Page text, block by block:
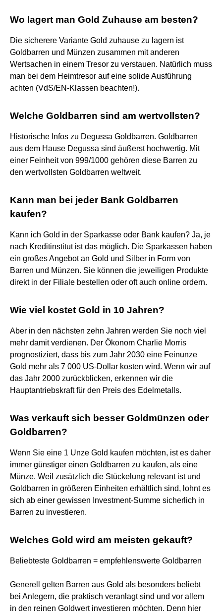
Wo lagert man Gold Zuhause am besten?
Die sicherere Variante Gold zuhause zu lagern ist
Goldbarren und Münzen zusammen mit anderen
Wertsachen in einem Tresor zu verstauen. Natürlich muss
man bei dem Heimtresor auf eine solide Ausführung
achten (VdS/EN-Klassen beachten!).
Welche Goldbarren sind am wertvollsten?
Historische Infos zu Degussa Goldbarren. Goldbarren
aus dem Hause Degussa sind äußerst hochwertig. Mit
einer Feinheit von 999/1000 gehören diese Barren zu
den wertvollsten Goldbarren weltweit.
Kann man bei jeder Bank Goldbarren
kaufen?
Kann ich Gold in der Sparkasse oder Bank kaufen? Ja, je
nach Kreditinstitut ist das möglich. Die Sparkassen haben
ein großes Angebot an Gold und Silber in Form von
Barren und Münzen. Sie können die jeweiligen Produkte
direkt in der Filiale bestellen oder oft auch online ordern.
Wie viel kostet Gold in 10 Jahren?
Aber in den nächsten zehn Jahren werden Sie noch viel
mehr damit verdienen. Der Ökonom Charlie Morris
prognostiziert, dass bis zum Jahr 2030 eine Feinunze
Gold mehr als 7 000 US-Dollar kosten wird. Wenn wir auf
das Jahr 2000 zurückblicken, erkennen wir die
Hauptantriebskraft für den Preis des Edelmetalls.
Was verkauft sich besser Goldmünzen oder
Goldbarren?
Wenn Sie eine 1 Unze Gold kaufen möchten, ist es daher
immer günstiger einen Goldbarren zu kaufen, als eine
Münze. Weil zusätzlich die Stückelung relevant ist und
Goldbarren in größeren Einheiten erhältlich sind, lohnt es
sich ab einer gewissen Investment-Summe sicherlich in
Barren zu investieren.
Welches Gold wird am meisten gekauft?
Beliebteste Goldbarren = empfehlenswerte Goldbarren
Generell gelten Barren aus Gold als besonders beliebt
bei Anlegern, die praktisch veranlagt sind und vor allem
in den reinen Goldwert investieren möchten. Denn hier